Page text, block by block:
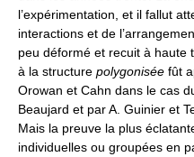
l’expérimentation, et il fallut
interactions et de
peu déformé et recuit à haute
à la structure polygonisée fût
Orowan et Cahn dans le cas
Beaujard et par A. Guinier et
Mais la preuve la plus
individuelles ou groupées en